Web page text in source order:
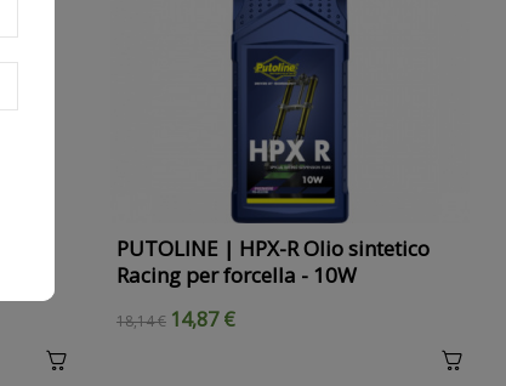
PUTOLINE | HPX-R Olio sintetico
Racing per forcella - 10W
18,14 € 14,87 €